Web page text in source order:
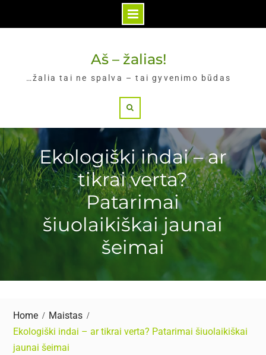
Aš – žalias!
…žalia tai ne spalva – tai gyvenimo būdas
Ekologiški indai – ar
tikrai verta?
Patarimai
šiuolaikiškai jaunai
šeimai
Home
Maistas
Ekologiški indai – ar tikrai verta? Patarimai šiuolaikiškai
jaunai šeimai